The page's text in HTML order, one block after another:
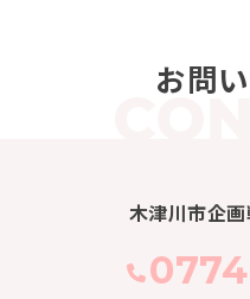
お問
木津川市企